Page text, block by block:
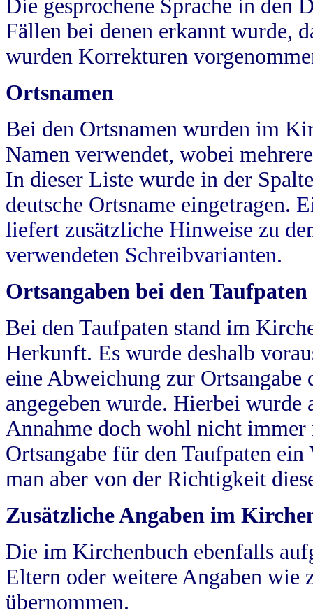
Die gesprochene Sprache in
Fällen bei denen erkannt wurde,
wurden Korrekturen
Ortsnamen
Bei den Ortsnamen wurden im
Namen verwendet, wobei
In dieser Liste wurde in der
deutsche Ortsname eingetragen.
liefert zusätzliche Hinweise zu
verwendeten Schreibvarianten.
Ortsangaben bei den Taufpaten
Bei den Taufpaten stand im
Herkunft. Es wurde deshalb
eine Abweichung zur
angegeben wurde. Hierbei wurde
Annahme doch wohl nicht
Ortsangabe für den Taufpaten
man aber von der Richtigkeit
Zusätzliche Angaben im
Die im Kirchenbuch ebenfalls
Eltern oder weitere Angaben wie
übernommen.